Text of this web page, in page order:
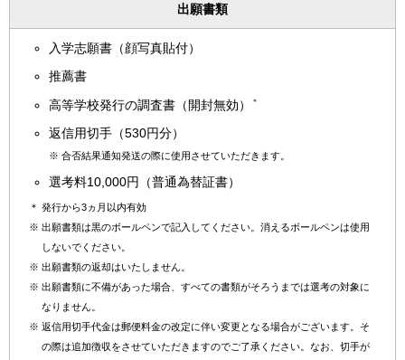
出願書類
入学志願書（顔写真貼付）
推薦書
高等学校発行の調査書（開封無効）
＊
返信用切手（530円分）
※ 合否結果通知発送の際に使用させていただきます。
選考料10,000円（普通為替証書）
＊ 発行から3ヵ月以内有効
※ 出願書類は黒のボールペンで記入してください。消えるボールペンは使用
しないでください。
※ 出願書類の返却はいたしません。
※ 出願書類に不備があった場合、すべての書類がそろうまでは選考の対象に
なりません。
※ 返信用切手代金は郵便料金の改定に伴い変更となる場合がございます。そ
の際は追加徴収をさせていただきますのでご了承ください。なお、切手が